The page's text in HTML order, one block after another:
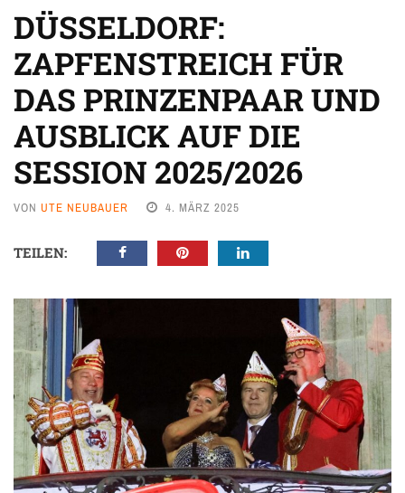
DÜSSELDORF:
ZAPFENSTREICH FÜR
DAS PRINZENPAAR UND
AUSBLICK AUF DIE
SESSION 2025/2026
VON UTE NEUBAUER 4. MÄRZ 2025
TEILEN: